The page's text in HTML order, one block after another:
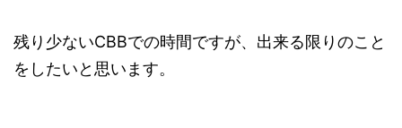
残り少ないCBBでの時間ですが、出来る限りのこと
をしたいと思います。